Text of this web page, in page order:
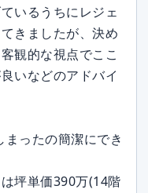
いるうちにレジェ
きましたが、決め
観的な視点でここ
いなどのアドバイ
ったの簡潔にでき
坪単価390万(14階